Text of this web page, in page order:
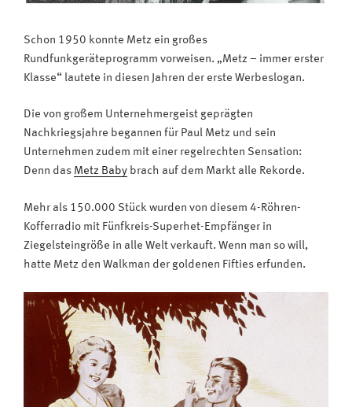
Schon 1950 konnte Metz ein großes
Rundfunkgeräteprogramm vorweisen. „Metz – immer erster
Klasse“ lautete in diesen Jahren der erste Werbeslogan.
Die von großem Unternehmergeist geprägten
Nachkriegsjahre begannen für Paul Metz und sein
Unternehmen zudem mit einer regelrechten Sensation:
Denn das Metz Baby brach auf dem Markt alle Rekorde.
Mehr als 150.000 Stück wurden von diesem 4-Röhren-
Kofferradio mit Fünfkreis-Superhet-Empfänger in
Ziegelsteingröße in alle Welt verkauft. Wenn man so will,
hatte Metz den Walkman der goldenen Fifties erfunden.